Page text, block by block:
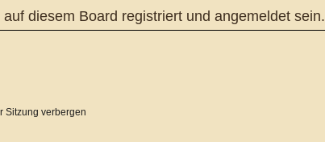
diesem Board registriert und angemeldet sein.
Sitzung verbergen